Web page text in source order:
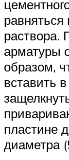
равняться
раствора.
арматуры
образом,
вставить
пластине
диаметра